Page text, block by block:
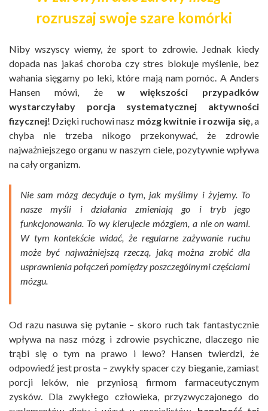
rozruszaj swoje szare komórki
Niby wszyscy wiemy, że sport to zdrowie. Jednak kiedy
dopada nas jakaś choroba czy stres blokuje myślenie, bez
wahania sięgamy po leki, które mają nam pomóc. A Anders
Hansen mówi, żew większości przypadków
wystarczyłaby porcja systematycznej aktywności
fizycznej! Dzięki ruchowi nasz mózg kwitnie i rozwija się, a
chyba nie trzeba nikogo przekonywać, że zdrowie
najważniejszego organu w naszym ciele, pozytywnie wpływa
na cały organizm.
Nie sam mózg decyduje o tym, jak myślimy i żyjemy. To
nasze myśli i działania zmieniają go i tryb jego
funkcjonowania. To wy kierujecie mózgiem, a nie on wami.
W tym kontekście widać, że regularne zażywanie ruchu
może być najważniejszą rzeczą, jaką można zrobić dla
usprawnienia połączeń pomiędzy poszczególnymi częściami
mózgu.
Od razu nasuwa się pytanie – skoro ruch tak fantastycznie
wpływa na nasz mózg i zdrowie psychiczne, dlaczego nie
trąbi się o tym na prawo i lewo? Hansen twierdzi, że
odpowiedź jest prosta – zwykły spacer czy bieganie, zamiast
porcji leków, nie przyniosą firmom farmaceutycznym
zysków. Dla zwykłego człowieka, przyzwyczajonego do